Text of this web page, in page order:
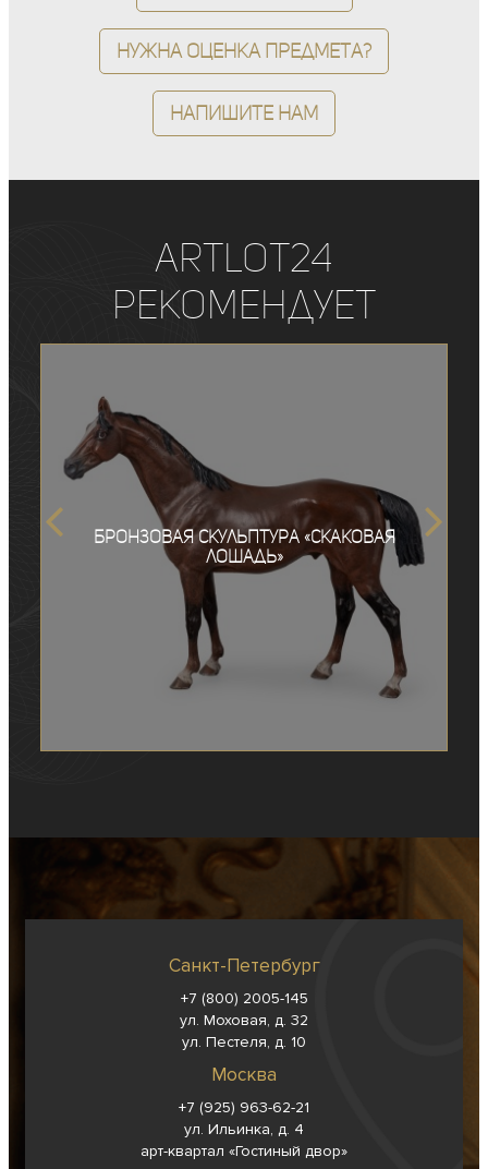
Нужна оценка предмета?
Напишите нам
ArtLot24
рекомендует
Бронзовая скульптура «Скаковая
лошадь»
Санкт-Петербург
+7 (800) 2005-145
ул. Моховая, д. 32
ул. Пестеля, д. 10
Москва
+7 (925) 963-62-21
ул. Ильинка, д. 4
арт-квартал «Гостиный двор»